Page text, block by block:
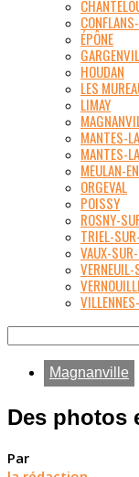
ÉPÔNE
HOUDAN
LES
LIMAY
MANTES-
MANTES-
MEULAN-
ORGEVAL
POISSY
ROSNY-
TRIEL-
VAUX-
Magnanville
Des photos
Par